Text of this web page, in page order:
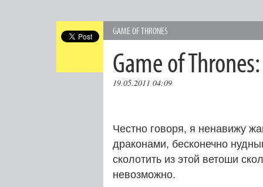
GAME OF THRONES
Game of
19.05.2011 04:09
Честно говоря, я ненавижу
драконами, бесконечно
сколотить из этой ветоши
невозможно.